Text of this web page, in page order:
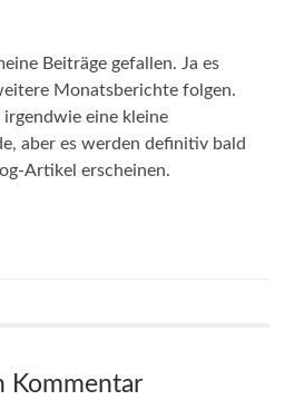
Beiträge gefallen. Ja es
Monatsberichte folgen.
eine kleine
aber es werden definitiv bald
Artikel erscheinen.
Kommentar